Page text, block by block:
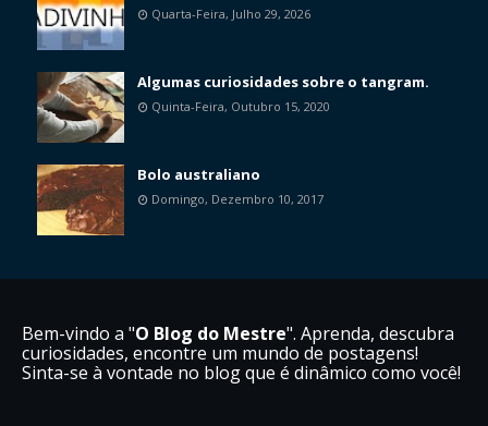
Quarta-Feira, Julho 29, 2026
Algumas curiosidades sobre o tangram.
Quinta-Feira, Outubro 15, 2020
Bolo australiano
Domingo, Dezembro 10, 2017
Bem-vindo a "O Blog do Mestre". Aprenda, descubra
curiosidades, encontre um mundo de postagens!
Sinta-se à vontade no blog que é dinâmico como você!